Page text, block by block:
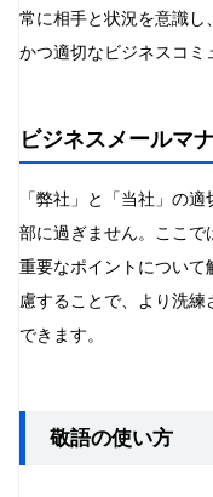
常に相手と状況を意識
かつ適切なビジネスコミ
ビジネスメールマ
「弊社」と「当社」の
部に過ぎません。ここ
重要なポイントについ
慮することで、より洗
できます。
敬語の使い方